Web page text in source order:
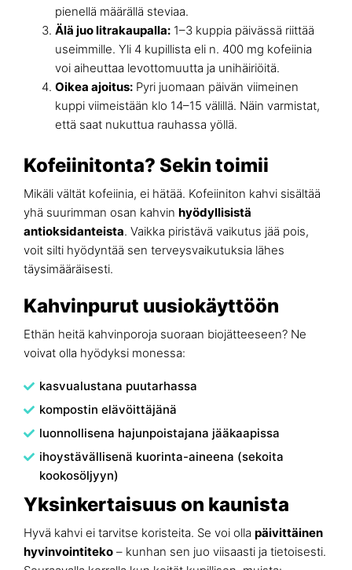
pienellä määrällä steviaa.
Älä juo litrakaupalla: 1–3 kuppia päivässä riittää
useimmille. Yli 4 kupillista eli n. 400 mg kofeiinia
voi aiheuttaa levottomuutta ja unihäiriöitä.
Oikea ajoitus: Pyri juomaan päivän viimeinen
kuppi viimeistään klo 14–15 välillä. Näin varmistat,
että saat nukuttua rauhassa yöllä.
Kofeiinitonta? Sekin toimii
Mikäli vältät kofeiinia, ei hätää. Kofeiiniton kahvi sisältää
yhä suurimman osan kahvin hyödyllisistä
antioksidanteista. Vaikka piristävä vaikutus jää pois,
voit silti hyödyntää sen terveysvaikutuksia lähes
täysimääräisesti.
Kahvinpurut uusiokäyttöön
Ethän heitä kahvinporoja suoraan biojätteeseen? Ne
voivat olla hyödyksi monessa:
kasvualustana puutarhassa
kompostin elävöittäjänä
luonnollisena hajunpoistajana jääkaapissa
ihoystävällisenä kuorinta-aineena (sekoita
kookosöljyyn)
Yksinkertaisuus on kaunista
Hyvä kahvi ei tarvitse koristeita. Se voi olla päivittäinen
hyvinvointiteko – kunhan sen juo viisaasti ja tietoisesti.